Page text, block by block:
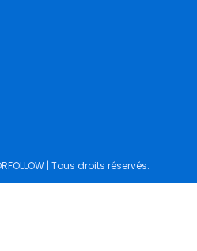
| Tous droits réservés.